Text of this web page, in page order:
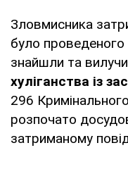
Зловмисника
було проведеного
знайшли та
хуліганства із
296
розпочато
затриманому